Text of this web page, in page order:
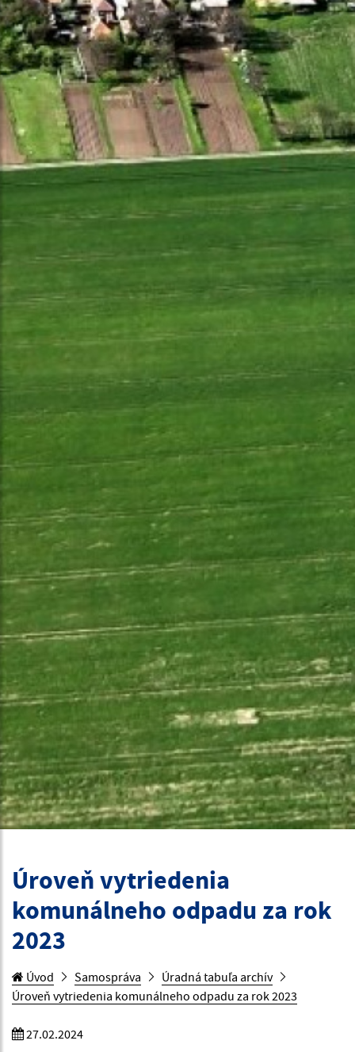
Úroveň vytriedenia
komunálneho odpadu za rok
2023
Úvod Samospráva
Úradná tabuľa archív
Úroveň vytriedenia komunálneho odpadu za rok 2023
27.02.2024